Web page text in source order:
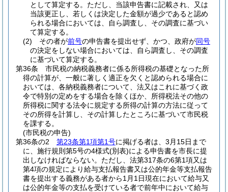
として算定する。 ただし、当該申告書に記載され、又は
当該更正し、若しくは決定した金額が過少であると認め
られる場合においては、自ら調査し、その調査に基づい
て算定する。
(2)
その者が前号の申告書を提出せず、かつ、政府が同号
の決定をしない場合においては、自ら調査し、その調査
に基づいて算定する。
第36条
市民税の納税義務者に係る所得税の基礎となった所
得の計算が、一般に著しく適正を欠くと認められる場合に
おいては、各納税義務者について、法又はこれに基づく政
令で特別の定めをする場合を除くほか、所得税法その他の
所得税に関する法令に規定する所得の計算の方法に従って
その所得を計算し、その計算したところに基づいて市民税
を課する。
(市民税の申告)
第36条の2
第23条第1項第1号に掲げる者は、3月15日まで
に、施行規則第5号の4様式(別表)による申告書を市長に提
出しなければならない。 ただし、法第317条の6第1項又は
第4項の規定により給与支払報告書又は公的年金等支払報告
書を提出する義務がある者から1月1日現在において給与又
は公的年金等の支払を受けている者で前年中において給与